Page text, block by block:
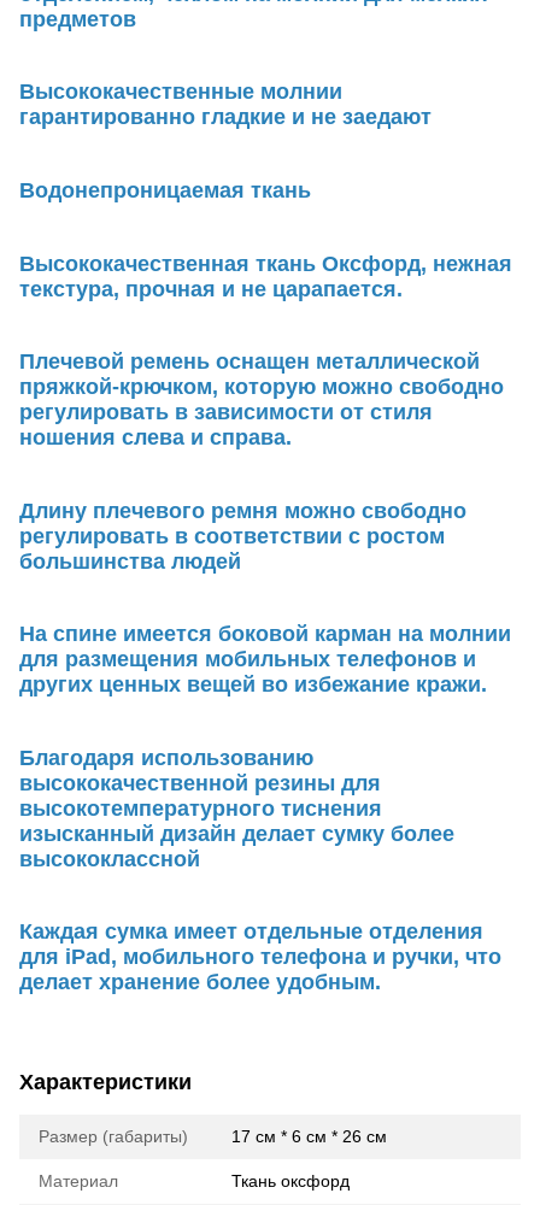
предметов
Высококачественные молнии
гарантированно гладкие и не заедают
Водонепроницаемая ткань
Высококачественная ткань Оксфорд, нежная
текстура, прочная и не царапается.
Плечевой ремень оснащен металлической
пряжкой-крючком, которую можно свободно
регулировать в зависимости от стиля
ношения слева и справа.
Длину плечевого ремня можно свободно
регулировать в соответствии с ростом
большинства людей
На спине имеется боковой карман на молнии
для размещения мобильных телефонов и
других ценных вещей во избежание кражи.
Благодаря использованию
высококачественной резины для
высокотемпературного тиснения
изысканный дизайн делает сумку более
высококлассной
Каждая сумка имеет отдельные отделения
для iPad, мобильного телефона и ручки, что
делает хранение более удобным.
Характеристики
Размер (габариты) 17 см * 6 см * 26 см
Материал Ткань оксфорд